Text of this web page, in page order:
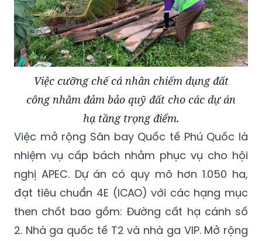
Việc cưỡng chế cá nhân chiếm dụng đất
công nhằm đảm bảo quỹ đất cho các dự án
hạ tầng trọng điểm.
Việc mở rộng Sân bay Quốc tế Phú Quốc là
nhiệm vụ cấp bách nhằm phục vụ cho hội
nghị APEC. Dự án có quy mô hơn 1.050 ha,
đạt tiêu chuẩn 4E (ICAO) với các hạng mục
then chốt bao gồm: Đường cất hạ cánh số
2. Nhà ga quốc tế T2 và nhà ga VIP. Mở rộng